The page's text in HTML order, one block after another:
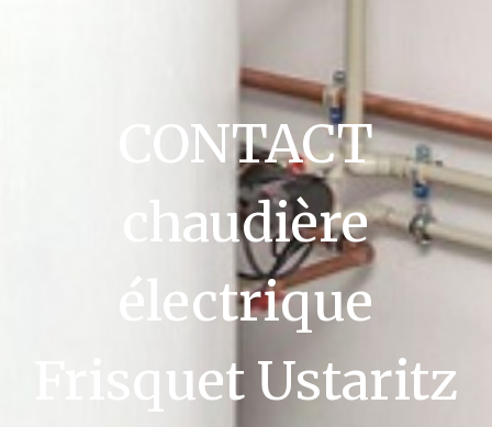
CONTACT
chaudière
électrique
Frisquet Ustaritz